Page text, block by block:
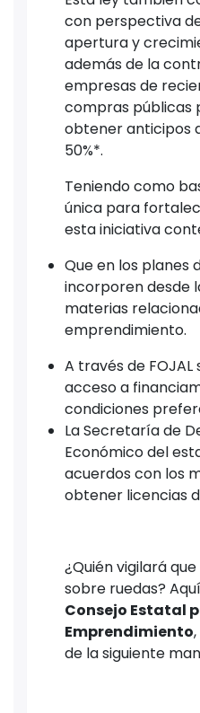
con perspectiva
apertura y
además de la
empresas de
compras públicas
obtener anticipos
50%*.
Teniendo como
única para
esta iniciativa
Que en los planes
incorporen desde
materias
emprendimiento.
A través de
acceso a
condiciones
La Secretaría de
Económico del
acuerdos con los
obtener licencias
¿Quién vigilará
sobre ruedas?
Consejo Estatal
Emprendimiento
de la siguiente